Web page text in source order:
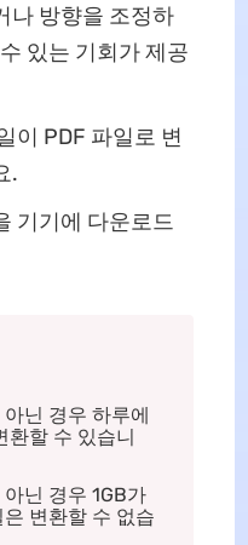
나 방향을 조정하
있는 기회가 제공
이 PDF 파일로 변
.
기기에 다운로드
닌 경우 하루에
환할 수 있습니
닌 경우 1GB가
변환할 수 없습